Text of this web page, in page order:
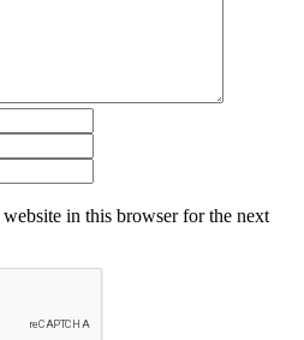
in this browser for the next